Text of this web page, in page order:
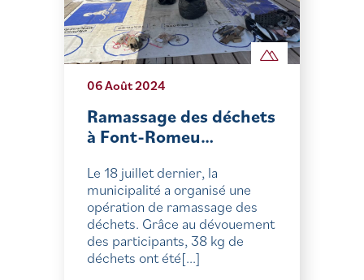
06 Août 2024
Ramassage des déchets
à Font-Romeu…
Le 18 juillet dernier, la
municipalité a organisé une
opération de ramassage des
déchets. Grâce au dévouement
des participants, 38 kg de
déchets ont été[...]